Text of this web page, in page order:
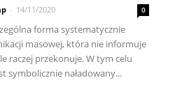
- 14/11/2020 0
forma systematycznie
masowej, która nie informuje
raczej przekonuje. W tym celu
symbolicznie naładowany...